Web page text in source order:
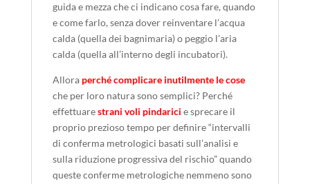
guida e mezza che ci indicano cosa fare, quando
e come farlo, senza dover reinventare l’acqua
calda (quella dei bagnimaria) o peggio l’aria
calda (quella all’interno degli incubatori).
Allora perché complicare inutilmente le cose
che per loro natura sono semplici? Perché
effettuarestrani voli pindarici e sprecare il
proprio prezioso tempo per definire “intervalli
di conferma metrologici basati sull’analisi e
sulla riduzione progressiva del rischio” quando
queste conferme metrologiche nemmeno sono